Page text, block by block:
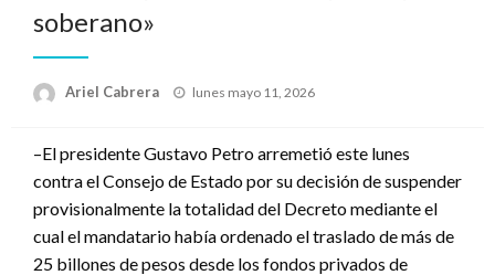
soberano»
Ariel Cabrera
Publicado
lunes mayo 11, 2026
–El presidente Gustavo Petro arremetió este lunes
contra el Consejo de Estado por su decisión de suspender
provisionalmente la totalidad del Decreto mediante el
cual el mandatario había ordenado el traslado de más de
25 billones de pesos desde los fondos privados de